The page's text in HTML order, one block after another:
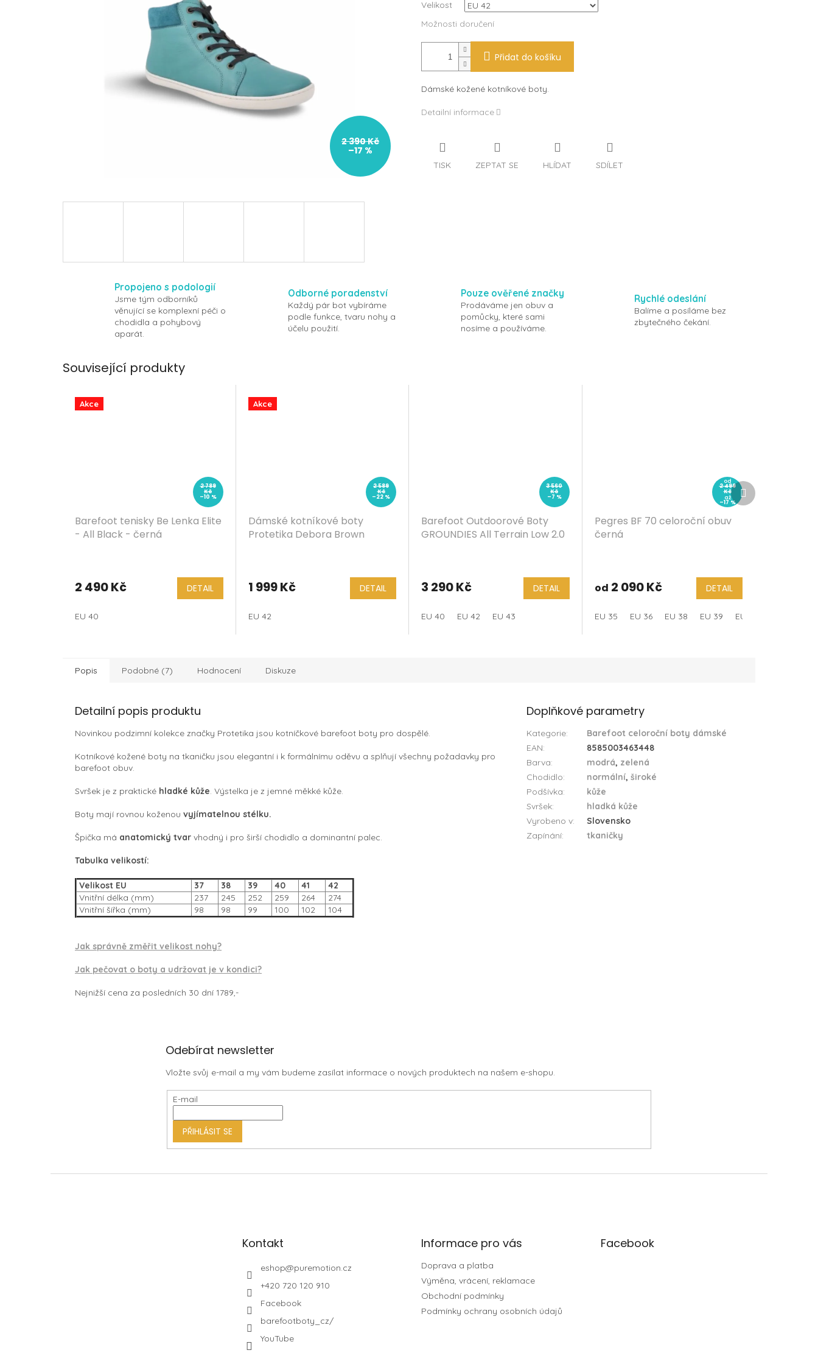
2 390 Kč
–17 %
Velikost
Možnosti doručení
Přidat do košíku
Dámské kožené kotníkové boty.
Detailní informace
TISK ZEPTAT SE HLÍDAT SDÍLET
Propojeno s podologií
Jsme tým odborníků
věnující se komplexní péči o
chodidla a pohybový
aparát.
Odborné poradenství
Každý pár bot vybíráme
podle funkce, tvaru nohy a
účelu použití.
Pouze ověřené značky
Prodáváme jen obuv a
pomůcky, které sami
nosíme a používáme.
Rychlé odeslání
Balíme a posíláme bez
zbytečného čekání.
Související produkty
Akce
2 789
Kč
–10 %
Barefoot tenisky Be Lenka Elite
- All Black - černá
2 490 Kč DETAIL
EU 40
Akce
2 589
Kč
–22 %
Dámské kotníkové boty
Protetika Debora Brown
1 999 Kč DETAIL
EU 42
3 560
Kč
–7 %
Barefoot Outdoorové Boty
GROUNDIES All Terrain Low 2.0
3 290 Kč DETAIL
EU 40 EU 42 EU 43
od
2 499
Kč
až
–17 %
Pegres BF 70 celoroční obuv
černá
od 2 090 Kč DETAIL
EU 35 EU 36 EU 38 EU 39 EU 40
Další
produkt
Popis Podobné (7) Hodnocení Diskuze
Detailní popis produktu
Novinkou podzimní kolekce značky Protetika jsou kotníčkové barefoot boty pro dospělé.
Kotníkové kožené boty na tkaničku jsou elegantní i k formálnímu oděvu a splňují všechny požadavky pro
barefoot obuv.
Svršek je z praktické hladké kůže. Výstelka je z jemné měkké kůže.
Boty mají rovnou koženou vyjímatelnou stélku.
Špička má anatomický tvar vhodný i pro širší chodidlo a dominantní palec.
Tabulka velikostí:
Velikost EU 37 38 39 40 41
42
Vnitřní délka (mm)
237 245 252 259 264
274
Vnitřní šířka (mm)
98 98 99 100 102 104
Jak správně změřit velikost nohy?
Jak pečovat o boty a udržovat je v kondici?
Nejnižší cena za posledních 30 dní 1789,-
Doplňkové parametry
Kategorie:
Barefoot celoroční boty dámské
EAN:
8585003463448
Barva: modrá, zelená
Chodidlo: normální,široké
Podšívka:
kůže
Svršek:
hladká kůže
Vyrobeno v:
Slovensko
Zapínání: tkaničky
Odebírat newsletter
Vložte svůj e-mail a my vám budeme zasílat informace o nových produktech na našem e-shopu.
E-mail
PŘIHLÁSIT SE
Kontakt
eshop@puremotion.cz
+420 720 120 910
Facebook
barefootboty_cz/
YouTube
Informace pro vás
Doprava a platba
Výměna, vrácení, reklamace
Obchodní podmínky
Podmínky ochrany osobních údajů
Facebook